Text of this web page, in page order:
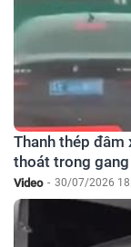
Thanh thép đâm
thoát trong
Video - 30/07/2026